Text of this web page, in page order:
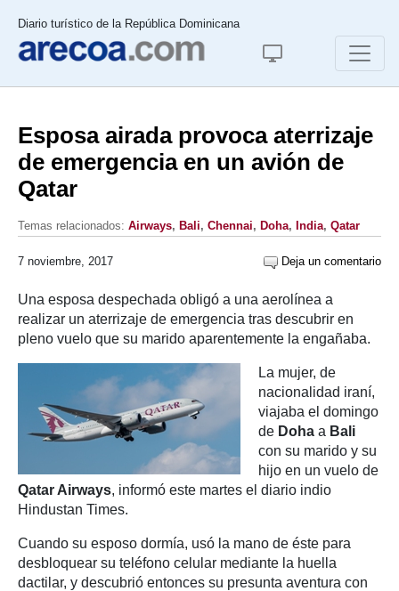
Diario turístico de la República Dominicana
Esposa airada provoca aterrizaje
de emergencia en un avión de
Qatar
Temas relacionados: Airways, Bali, Chennai, Doha, India, Qatar
7 noviembre, 2017 Deja un comentario
Una esposa despechada obligó a una aerolínea a
realizar un aterrizaje de emergencia tras descubrir en
pleno vuelo que su marido aparentemente la engañaba.
La mujer, de
nacionalidad iraní,
viajaba el domingo
de Doha a Bali
con su marido y su
hijo en un vuelo de
Qatar Airways, informó este martes el diario indio
Hindustan Times.
Cuando su esposo dormía, usó la mano de éste para
desbloquear su teléfono celular mediante la huella
dactilar, y descubrió entonces su presunta aventura con